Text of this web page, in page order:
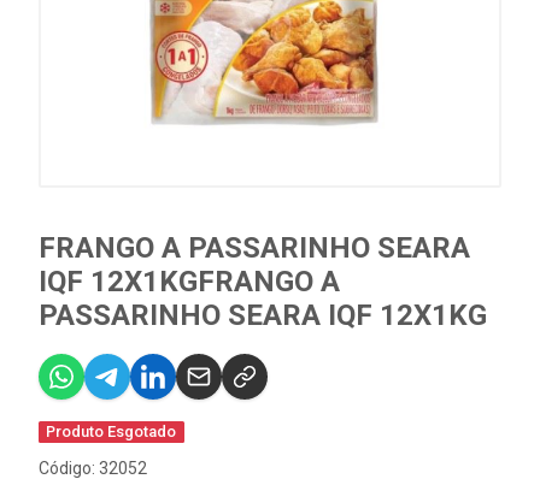
FRANGO A PASSARINHO SEARA
IQF 12X1KGFRANGO A
PASSARINHO SEARA IQF 12X1KG
Produto Esgotado
Código: 32052